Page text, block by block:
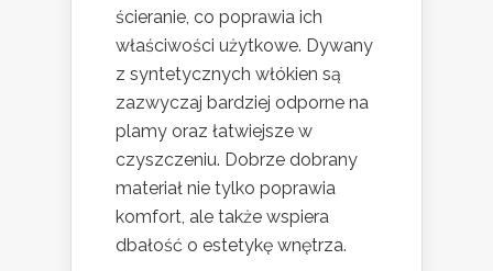
ścieranie, co poprawia ich
właściwości użytkowe. Dywany
z syntetycznych włókien są
zazwyczaj bardziej odporne na
plamy oraz łatwiejsze w
czyszczeniu. Dobrze dobrany
materiał nie tylko poprawia
komfort, ale także wspiera
dbałość o estetykę wnętrza.